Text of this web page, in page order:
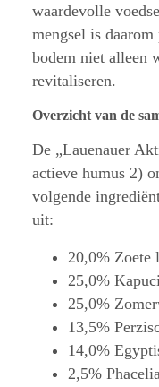
waardevolle
mengsel is
bodem niet alleen
revitaliseren.
Overzicht van de
De „Lauenauer
actieve humus 2)
volgende
uit:
20,0% Zoete
25,0%
25,0%
13,5%
14,0%
2,5%